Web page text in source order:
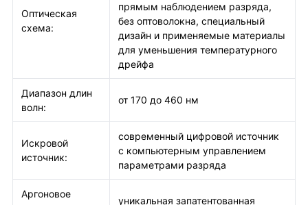
Оптическая
схема:
прямым наблюдением разряда,
без оптоволокна, специальный
дизайн и применяемые материалы
для уменьшения температурного
дрейфа
Диапазон длин
волн:
от 170 до 460 нм
Искровой
источник:
современный цифровой источник
с компьютерным управлением
параметрами разряда
Аргоновое
уникальная запатентованная